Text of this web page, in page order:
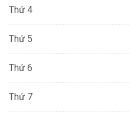
Thứ 4
Thứ 5
Thứ 6
Thứ 7